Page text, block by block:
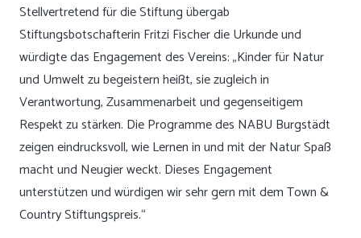
Stellvertretend für die Stiftung übergab
Stiftungsbotschafterin Fritzi Fischer die Urkunde und
würdigte das Engagement des Vereins: „Kinder für Natur
und Umwelt zu begeistern heißt, sie zugleich in
Verantwortung, Zusammenarbeit und gegenseitigem
Respekt zu stärken. Die Programme des NABU Burgstädt
zeigen eindrucksvoll, wie Lernen in und mit der Natur Spaß
macht und Neugier weckt. Dieses Engagement
unterstützen und würdigen wir sehr gern mit dem Town &
Country Stiftungspreis.“